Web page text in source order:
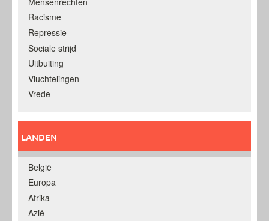
Racisme
Repressie
Sociale strijd
Uitbuiting
Vluchtelingen
Vrede
LANDEN
België
Europa
Afrika
Azië